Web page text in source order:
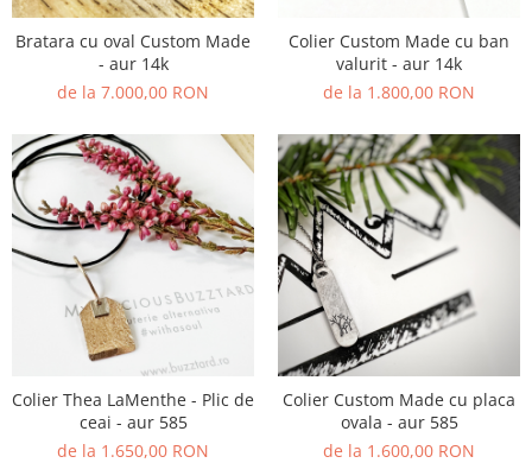
AN-TAN-TICHITAN
Bratara cu oval Custom Made
- aur 14k
de la 7.000,00 RON
Colier Custom Made cu ban
valurit - aur 14k
de la 1.800,00 RON
Colier Thea LaMenthe - Plic de
ceai - aur 585
de la 1.650,00 RON
Colier Custom Made cu placa
ovala - aur 585
de la 1.600,00 RON